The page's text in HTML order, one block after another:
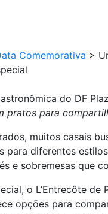
Comemorativa >
do DF
pratos para
muitos casais
para diferentes
e sobremesas que
o L’Entrecôte
opções para